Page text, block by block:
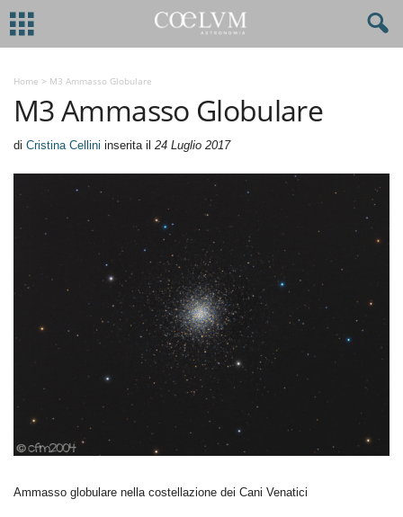
Home > M3 Ammasso Globulare
M3 Ammasso Globulare
di Cristina Cellini inserita il 24 Luglio 2017
Ammasso globulare nella costellazione dei Cani Venatici